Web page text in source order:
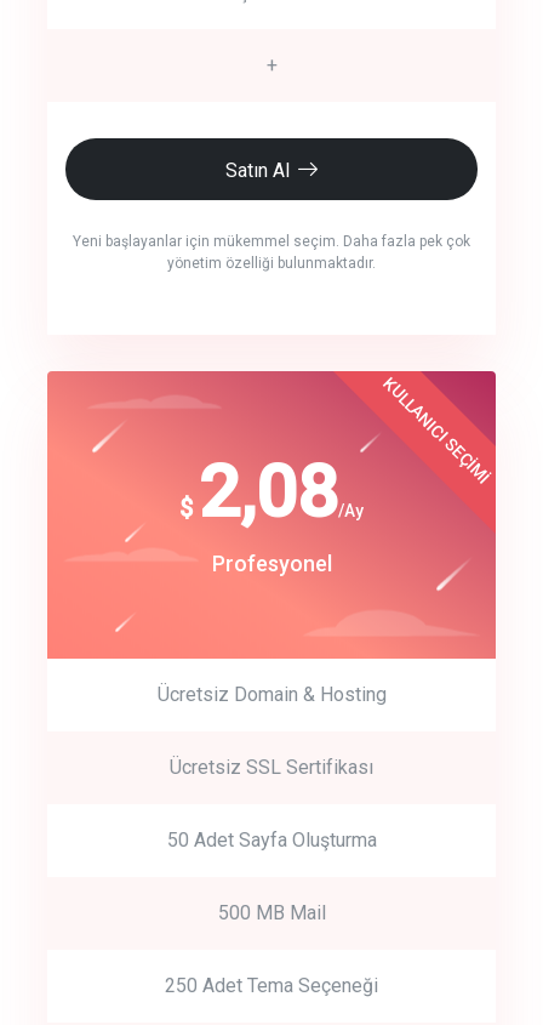
+
Satın Al
Yeni başlayanlar için mükemmel seçim. Daha fazla pek çok
yönetim özelliği bulunmaktadır.
crm auto cync
track energy costs
Get Started
Start by trying our service for 30 days free trial no credit card
$ 2,08/Ay
Profesyonel
KULLANICI SEÇİMİ
Ücretsiz Domain & Hosting
Ücretsiz SSL Sertifikası
50 Adet Sayfa Oluşturma
500 MB Mail
250 Adet Tema Seçeneği
$
180
Start Up
Best Choice